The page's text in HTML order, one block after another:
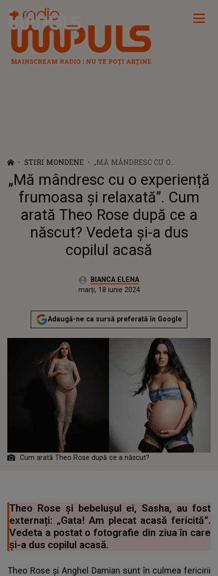
Radio Impuls
STIRI MONDENE
„MĂ MÂNDRESC CU O
EXPERIENȚĂ FRUMOASA ȘI
RELAXATĂ”. CUM ARATĂ THEO
ROSE DUPĂ CE A NĂSCUT?
VEDETA ȘI-A DUS COPILUL
ACASĂ
„Mă mândresc cu o experiență
frumoasa și relaxată”. Cum
arată Theo Rose după ce a
născut? Vedeta și-a dus
copilul acasă
Autor:BIANCA ELENA
duminică, 18 iunie 2023Actualizat:
marți, 18 iunie 2024
Adaugă-ne ca sursă preferată în Google
Cum arată Theo Rose după ce a născut?
Theo Rose și bebelușul ei, Sasha, au fost
externați: „Gata! Am plecat acasă fericită”.
Vedeta a postat o fotografie din ziua în care
și-a dus copilul acasă.
Theo Rose și Anghel Damian sunt în culmea fericirii